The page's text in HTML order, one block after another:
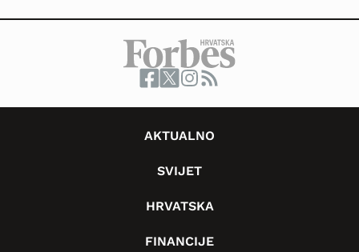
AKTUALNO
SVIJET
HRVATSKA
FINANCIJE